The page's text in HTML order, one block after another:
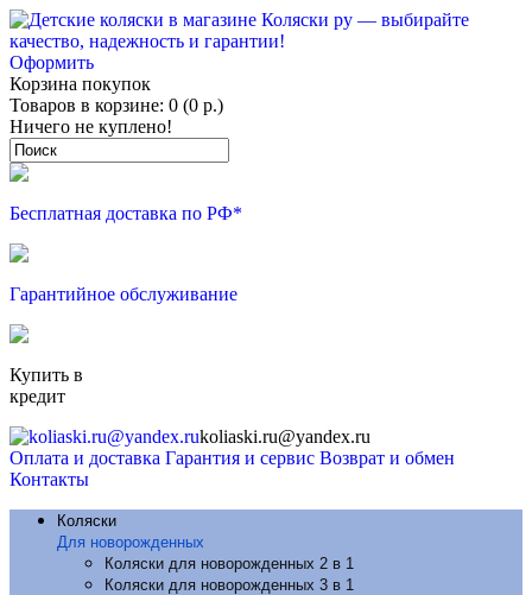
Оформить
Корзина покупок
Товаров в корзине: 0 (0 р.)
Ничего не куплено!
Бесплатная доставка по РФ*
Гарантийное обслуживание
Купить в
кредит
koliaski.ru@yandex.ru
Оплата и доставка Гарантия и сервис Возврат и обмен
Контакты
Коляски
Для новорожденных
Коляски для новорожденных 2 в 1
Коляски для новорожденных 3 в 1